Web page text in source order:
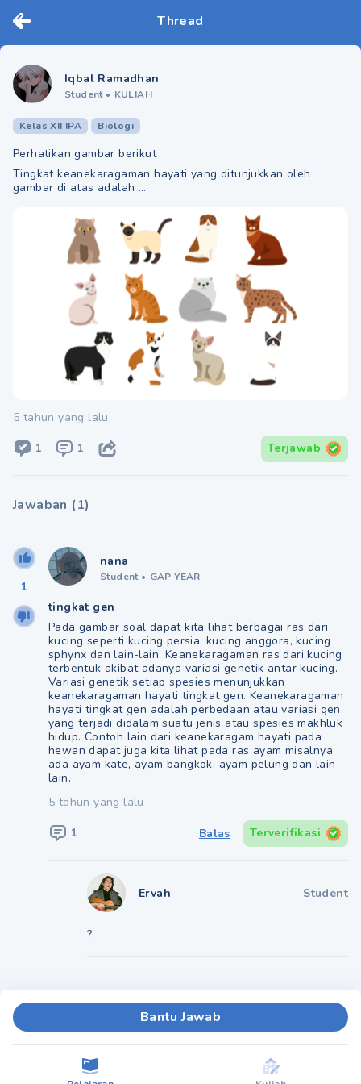
Thread
Iqbal Ramadhan
Student • KULIAH
Kelas XII IPA Biologi
Perhatikan gambar berikut
Tingkat keanekaragaman hayati yang ditunjukkan oleh
gambar di atas adalah ….
5 tahun yang lalu
1 1 Terjawab
Jawaban (1)
1
nana
Student • GAP YEAR
tingkat gen
Pada gambar soal dapat kita lihat berbagai ras dari
kucing seperti kucing persia, kucing anggora, kucing
sphynx dan lain-lain. Keanekaragaman ras dari kucing
terbentuk akibat adanya variasi genetik antar kucing.
Variasi genetik setiap spesies menunjukkan
keanekaragaman hayati tingkat gen. Keanekaragaman
hayati tingkat gen adalah perbedaan atau variasi gen
yang terjadi didalam suatu jenis atau spesies makhluk
hidup. Contoh lain dari keanekaragam hayati pada
hewan dapat juga kita lihat pada ras ayam misalnya
ada ayam kate, ayam bangkok, ayam pelung dan lain-
lain.
5 tahun yang lalu
1 Balas Terverifikasi
Ervah Student
?
Bantu Jawab